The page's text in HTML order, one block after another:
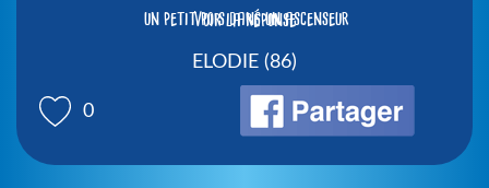
Voir la réponse
un petit pois dans un ascenseur
0
ELODIE (86)